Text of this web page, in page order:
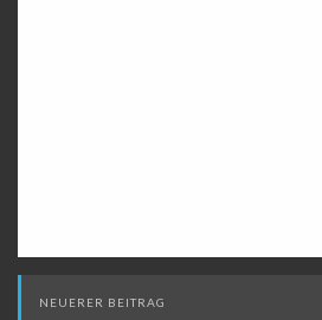
Beitragsnavigation
NEUERER BEITRAG